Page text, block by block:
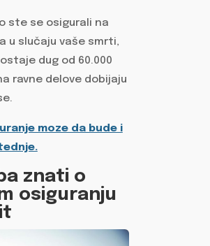
ste se osigurali na
a u slučaju vaše smrti,
dug od 60.000
ravne delove dobijaju
moze da bude i
znati o
osiguranju